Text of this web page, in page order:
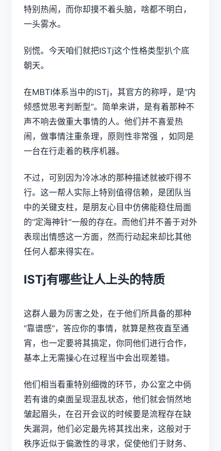
特别热闹，而你却摸不着头脑，啥都不明白，
一头雾水。
别慌。今天咱们就把ISTj这个性格类型扒个底
朝天。
在MBTI体系当中的ISTj，其官方的称呼，是“内
倾感觉思考判断型”。简单来讲，是有着那种不
声不响去做重大事情的人。他们并不喜爱热
闹，做事情注重条理，原则性非常强 ，如同是
一台在行走着的秩序机器。
不过，可别因为冷冰冰的那种描述就被吓得不
行。这一帮人实际上特别值得信赖，是团队当
中的关键支柱，是朋友心目中仿佛能稳住局面
的“定海神针”一般的存在。而他们并不善于对外
表现出情感这一方面，然而行动起来却比其他
任何人都来得实在。
ISTj有哪些让人上头的特质
这群人最为厉害之处，在于他们所具备的那种
“靠谱感”，答应你的事情，就算是熬夜直至通
宵，也一定要将其搞定，你同他们进行合作，
基本上无需操心在过程当中会出现差错。
他们相当看重特别细微的环节，办公室之中倘
若有谁的桌面呈现混乱状态，他们就会悄然地
皱起眉头，在召开会议的时候要是流程存在缺
失漏洞，他们必定最先将其找出来，这般对于
秩序近似于偏激性的寻求，促使他们于财务、